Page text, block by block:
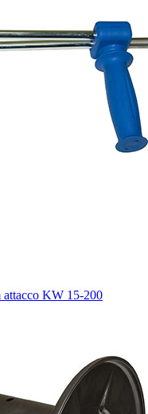
attacco KW 15-200